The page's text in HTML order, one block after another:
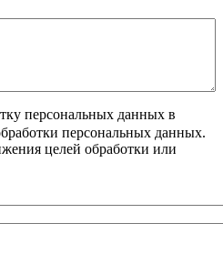
о текстовых форматах
персональных данных в
персональных данных.
целей обработки или